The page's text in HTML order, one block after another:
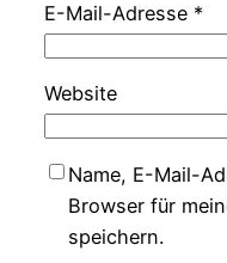
E-Mail-Adresse *
Website
Name, E-Mail-
Browser für
speichern.